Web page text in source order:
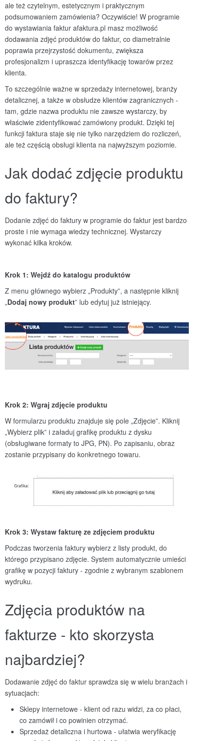
ale też czytelnym, estetycznym i praktycznym
podsumowaniem zamówienia? Oczywiście! W programie
do wystawiania faktur afaktura.pl masz możliwość
dodawania zdjęć produktów do faktur, co diametralnie
poprawia przejrzystość dokumentu, zwiększa
profesjonalizm i upraszcza identyfikację towarów przez
klienta.
To szczególnie ważne w sprzedaży internetowej, branży
detalicznej, a także w obsłudze klientów zagranicznych -
tam, gdzie nazwa produktu nie zawsze wystarczy, by
właściwie zidentyfikować zamówiony produkt. Dzięki tej
funkcji faktura staje się nie tylko narzędziem do rozliczeń,
ale też częścią obsługi klienta na najwyższym poziomie.
Jak dodać zdjęcie produktu
do faktury?
Dodanie zdjęć do faktury w programie do faktur jest bardzo
proste i nie wymaga wiedzy technicznej. Wystarczy
wykonać kilka kroków.
Krok 1: Wejdź do katalogu produktów
Z menu głównego wybierz „Produkty”, a następnie kliknij
„Dodaj nowy produkt” lub edytuj już istniejący.
Krok 2: Wgraj zdjęcie produktu
W formularzu produktu znajduje się pole „Zdjęcie”. Kliknij
„Wybierz plik” i załaduj grafikę produktu z dysku
(obsługiwane formaty to JPG, PN). Po zapisaniu, obraz
zostanie przypisany do konkretnego towaru.
Krok 3: Wystaw fakturę ze zdjęciem produktu
Podczas tworzenia faktury wybierz z listy produkt, do
którego przypisano zdjęcie. System automatycznie umieści
grafikę w pozycji faktury - zgodnie z wybranym szablonem
wydruku.
Zdjęcia produktów na
fakturze - kto skorzysta
najbardziej?
Dodawanie zdjęć do faktur sprawdza się w wielu branżach i
sytuacjach:
Sklepy internetowe - klient od razu widzi, za co płaci,
co zamówił i co powinien otrzymać.
Sprzedaż detaliczna i hurtowa - ułatwia weryfikację